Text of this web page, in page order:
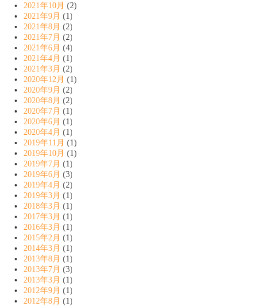
2021年10月 (2)
2021年9月 (1)
2021年8月 (2)
2021年7月 (2)
2021年6月 (4)
2021年4月 (1)
2021年3月 (2)
2020年12月 (1)
2020年9月 (2)
2020年8月 (2)
2020年7月 (1)
2020年6月 (1)
2020年4月 (1)
2019年11月 (1)
2019年10月 (1)
2019年7月 (1)
2019年6月 (3)
2019年4月 (2)
2019年3月 (1)
2018年3月 (1)
2017年3月 (1)
2016年3月 (1)
2015年2月 (1)
2014年3月 (1)
2013年8月 (1)
2013年7月 (3)
2013年3月 (1)
2012年9月 (1)
2012年8月 (1)